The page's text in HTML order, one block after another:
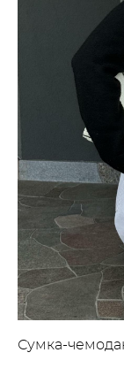
Сумка-